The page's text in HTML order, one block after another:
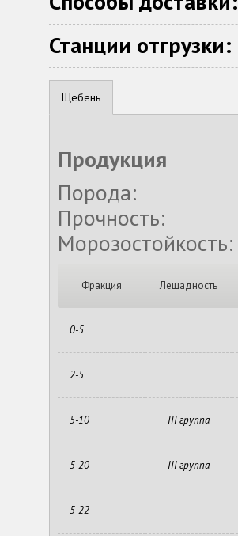
Станции отгрузки:
Щебень
Продукция
Порода:
Прочность:
Морозостойкость:
Фракция Лещадность
0-5
2-5
5-10 III группа
5-20 III группа
5-22